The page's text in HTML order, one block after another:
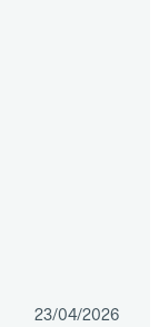
23/04/2026